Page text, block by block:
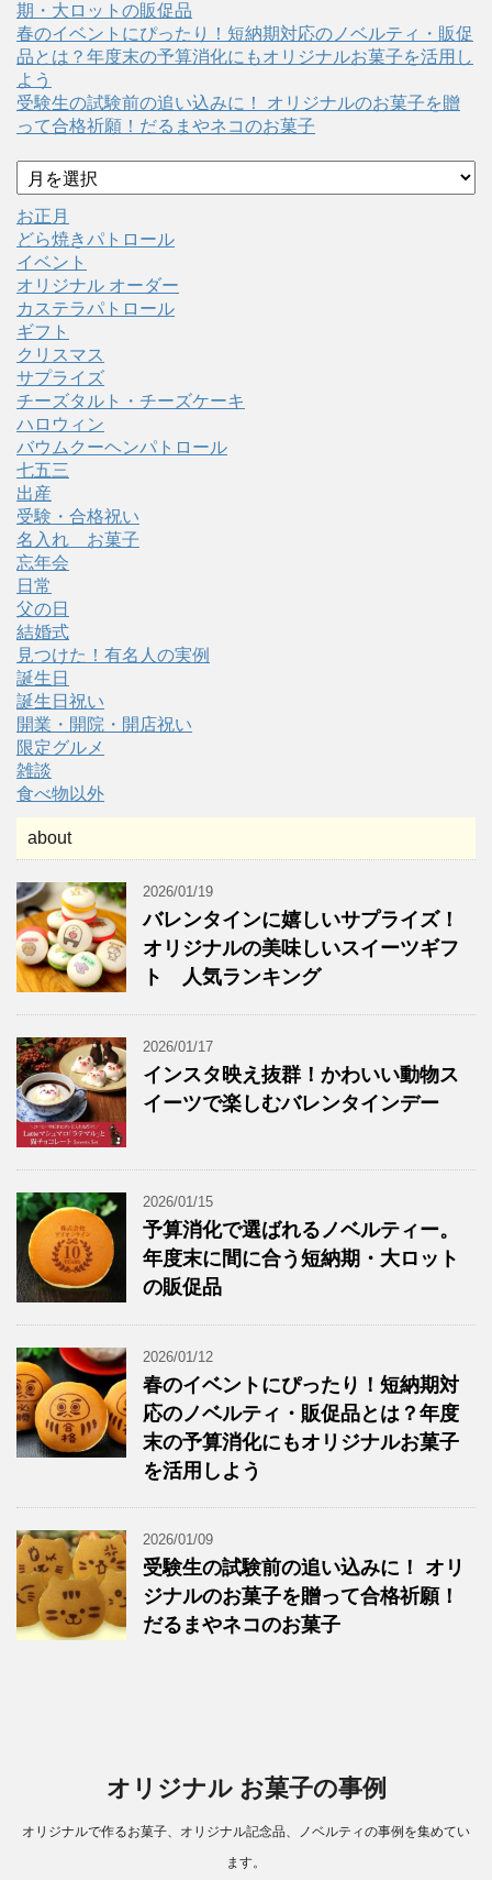
期・大ロットの販促品
春のイベントにぴったり！短納期対応のノベルティ・販促
品とは？年度末の予算消化にもオリジナルお菓子を活用し
よう
受験生の試験前の追い込みに！ オリジナルのお菓子を贈
って合格祈願！だるまやネコのお菓子
ア
ー
カ
イ
ブ
お正月
どら焼きパトロール
イベント
オリジナル オーダー
カステラパトロール
ギフト
クリスマス
サプライズ
チーズタルト・チーズケーキ
ハロウィン
バウムクーヘンパトロール
七五三
出産
受験・合格祝い
名入れ お菓子
忘年会
日常
父の日
結婚式
見つけた！有名人の実例
誕生日
誕生日祝い
開業・開院・開店祝い
限定グルメ
雑談
食べ物以外
about
2026/01/19
バレンタインに嬉しいサプライズ！
オリジナルの美味しいスイーツギフ
ト 人気ランキング
2026/01/17
インスタ映え抜群！かわいい動物ス
イーツで楽しむバレンタインデー
2026/01/15
予算消化で選ばれるノベルティー。
年度末に間に合う短納期・大ロット
の販促品
2026/01/12
春のイベントにぴったり！短納期対
応のノベルティ・販促品とは？年度
末の予算消化にもオリジナルお菓子
を活用しよう
2026/01/09
受験生の試験前の追い込みに！ オリ
ジナルのお菓子を贈って合格祈願！
だるまやネコのお菓子
オリジナル お菓子の事例
オリジナルで作るお菓子、オリジナル記念品、ノベルティの事例を集めてい
ます。